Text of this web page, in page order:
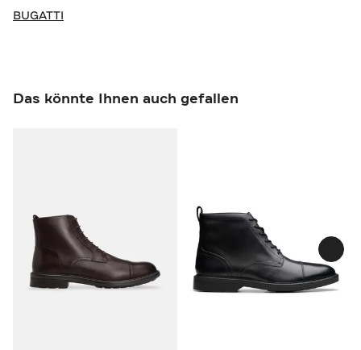
BUGATTI
Das könnte Ihnen auch gefallen